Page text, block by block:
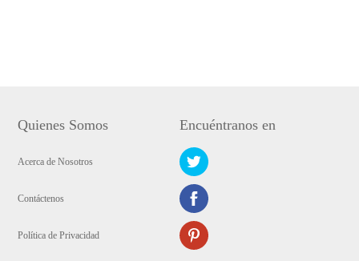
Quienes Somos
Acerca de Nosotros
Contáctenos
Política de Privacidad
Encuéntranos en